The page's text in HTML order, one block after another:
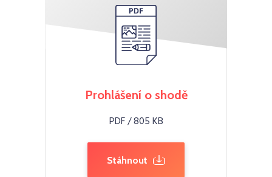
Prohlášení o shodě
PDF / 805 KB
Stáhnout